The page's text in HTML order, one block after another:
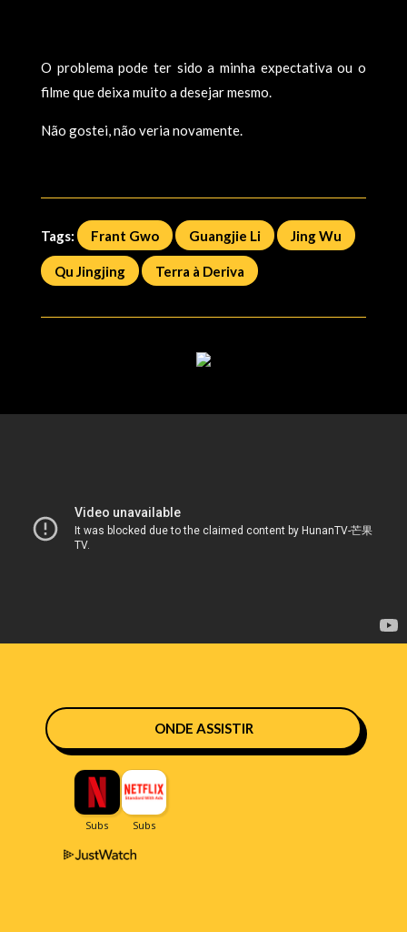
O problema pode ter sido a minha expectativa ou o
filme que deixa muito a desejar mesmo.
Não gostei, não veria novamente.
Tags: Frant Gwo Guangjie Li Jing Wu
Qu Jingjing Terra à Deriva
ONDE ASSISTIR